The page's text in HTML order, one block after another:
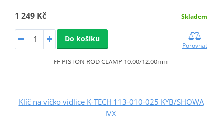
1 249 Kč Skladem
Do košíku
Porovnat
FF PISTON ROD CLAMP 10.00/12.00mm
Klíč na víčko vidlice K-TECH 113-010-025 KYB/SHOWA
MX